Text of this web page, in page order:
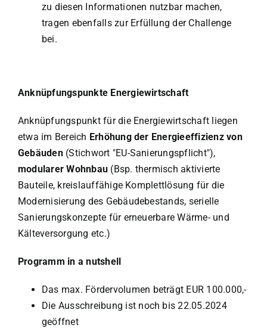
zu diesen Informationen nutzbar machen,
tragen ebenfalls zur Erfüllung der Challenge
bei.
Anknüpfungspunkte Energiewirtschaft
Anknüpfungspunkt für die Energiewirtschaft liegen
etwa im Bereich Erhöhung der Energieeffizienz von
Gebäuden(Stichwort "EU-Sanierungspflicht"),
modularer Wohnbau (Bsp. thermisch aktivierte
Bauteile, kreislauffähige Komplettlösung für die
Modernisierung des Gebäudebestands, serielle
Sanierungskonzepte für erneuerbare Wärme- und
Kälteversorgung etc.)
Programm in a nutshell
Das max. Fördervolumen beträgt EUR 100.000,-
Die Ausschreibung ist noch bis 22.05.2024
geöffnet